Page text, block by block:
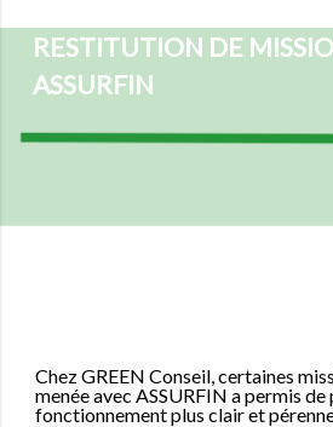
RESTITUTION DE
ASSURFIN
Chez GREEN Conseil, certaines
menée avec ASSURFIN a permis de
fonctionnement plus clair et